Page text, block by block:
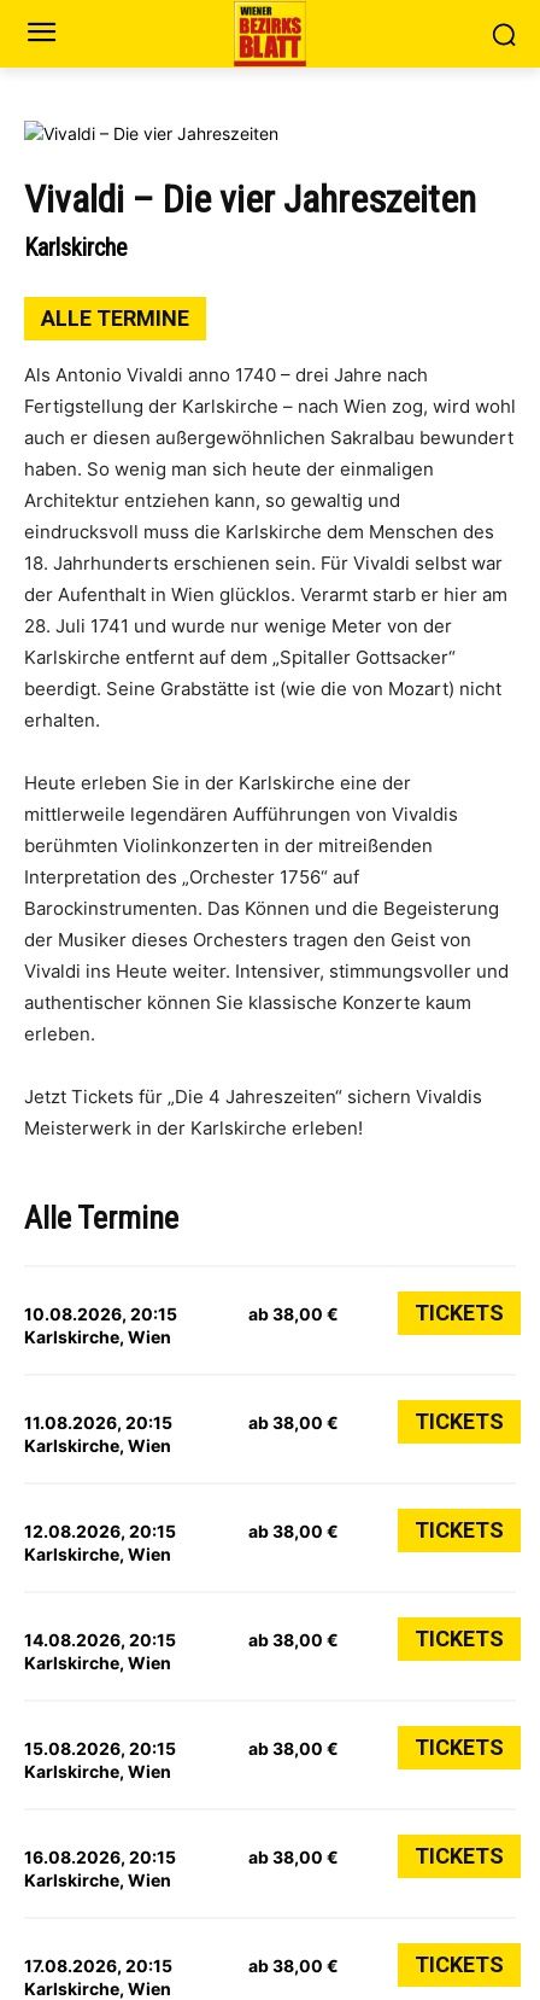
Vivaldi – Die vier Jahreszeiten
Karlskirche
ALLE TERMINE
Als Antonio Vivaldi anno 1740 – drei Jahre nach
Fertigstellung der Karlskirche – nach Wien zog, wird wohl
auch er diesen außergewöhnlichen Sakralbau bewundert
haben. So wenig man sich heute der einmaligen
Architektur entziehen kann, so gewaltig und
eindrucksvoll muss die Karlskirche dem Menschen des
18. Jahrhunderts erschienen sein. Für Vivaldi selbst war
der Aufenthalt in Wien glücklos. Verarmt starb er hier am
28. Juli 1741 und wurde nur wenige Meter von der
Karlskirche entfernt auf dem „Spitaller Gottsacker“
beerdigt. Seine Grabstätte ist (wie die von Mozart) nicht
erhalten.
Heute erleben Sie in der Karlskirche eine der
mittlerweile legendären Aufführungen von Vivaldis
berühmten Violinkonzerten in der mitreißenden
Interpretation des „Orchester 1756“ auf
Barockinstrumenten. Das Können und die Begeisterung
der Musiker dieses Orchesters tragen den Geist von
Vivaldi ins Heute weiter. Intensiver, stimmungsvoller und
authentischer können Sie klassische Konzerte kaum
erleben.
Jetzt Tickets für „Die 4 Jahreszeiten“ sichern Vivaldis
Meisterwerk in der Karlskirche erleben!
Alle Termine
10.08.2026, 20:15
Karlskirche, Wien
ab 38,00 € TICKETS
11.08.2026, 20:15
Karlskirche, Wien
ab 38,00 € TICKETS
12.08.2026, 20:15
Karlskirche, Wien
ab 38,00 € TICKETS
14.08.2026, 20:15
Karlskirche, Wien
ab 38,00 € TICKETS
15.08.2026, 20:15
Karlskirche, Wien
ab 38,00 € TICKETS
16.08.2026, 20:15
Karlskirche, Wien
ab 38,00 € TICKETS
17.08.2026, 20:15
Karlskirche, Wien
ab 38,00 € TICKETS